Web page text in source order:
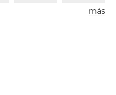
Londres
más